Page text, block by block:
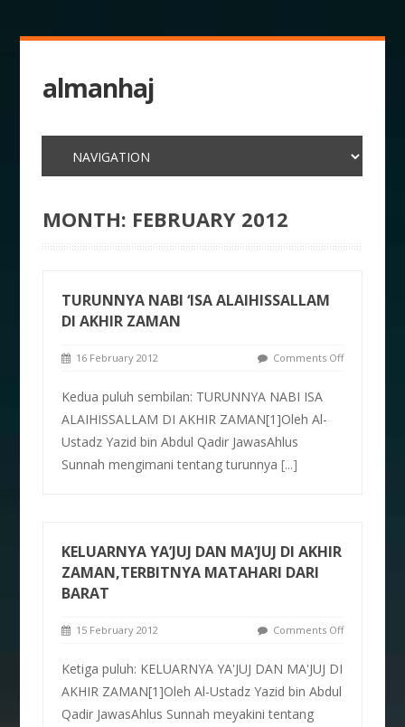
almanhaj
MONTH: FEBRUARY 2012
TURUNNYA NABI ‘ISA ALAIHISSALLAM
DI AKHIR ZAMAN
16 February 2012 Comments Off
Kedua puluh sembilan: TURUNNYA NABI ISA
ALAIHISSALLAM DI AKHIR ZAMAN[1]Oleh Al-
Ustadz Yazid bin Abdul Qadir JawasAhlus
Sunnah mengimani tentang turunnya[...]
KELUARNYA YA’JUJ DAN MA’JUJ DI AKHIR
ZAMAN,TERBITNYA MATAHARI DARI
BARAT
15 February 2012 Comments Off
Ketiga puluh: KELUARNYA YA'JUJ DAN MA'JUJ DI
AKHIR ZAMAN[1]Oleh Al-Ustadz Yazid bin Abdul
Qadir JawasAhlus Sunnah meyakini tentang